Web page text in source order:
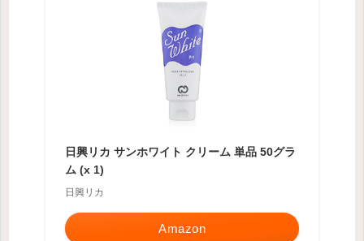
日興リカ サンホワイト クリーム 単品 50グラ
ム (x 1)
日興リカ
Amazon